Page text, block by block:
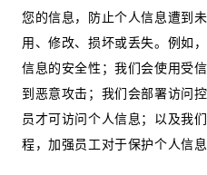
您的信息，防止个人信息遭到
用、修改、损坏或丢失。例如
信息的安全性；我们会使用受
到恶意攻击；我们会部署访问
员才可访问个人信息；以及我
程，加强员工对于保护个人信息